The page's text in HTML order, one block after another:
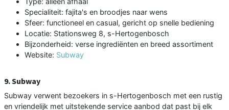
Specialiteit: fajita's en broodjes naar wens
Sfeer: functioneel en casual, gericht op snelle bediening
Locatie: Stationsweg 8, s-Hertogenbosch
Bijzonderheid: verse ingrediënten en breed assortiment
Website: Subway
9. Subway
Subway verwent bezoekers in s-Hertogenbosch met een rustig
en vriendelijk met uitstekende service aanbod dat past bij elk